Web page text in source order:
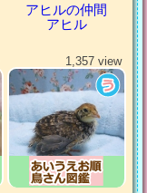
アヒルの仲間
アヒル
1,357 view